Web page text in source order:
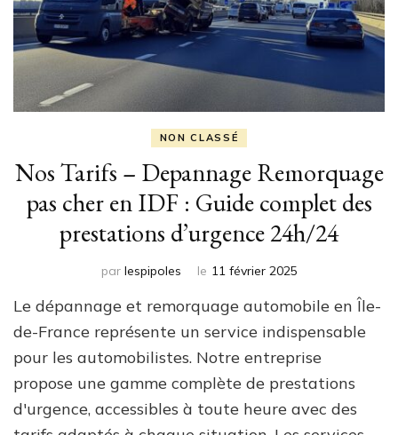
NON CLASSÉ
Nos Tarifs – Depannage Remorquage
pas cher en IDF : Guide complet des
prestations d’urgence 24h/24
par lespipoles le 11 février 2025
Le dépannage et remorquage automobile en Île-
de-France représente un service indispensable
pour les automobilistes. Notre entreprise
propose une gamme complète de prestations
d'urgence, accessibles à toute heure avec des